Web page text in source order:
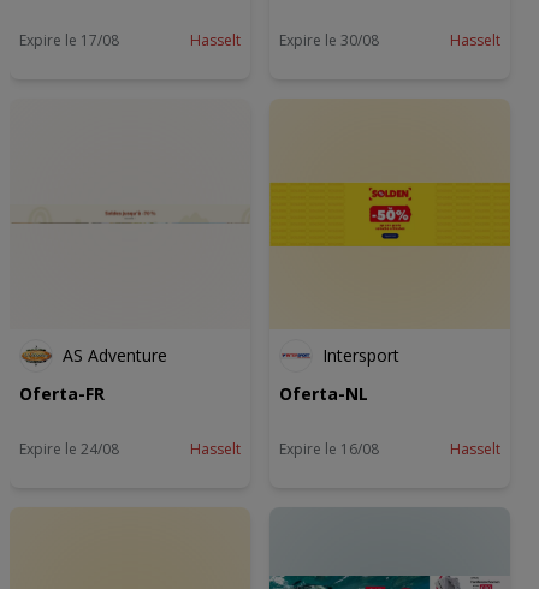
Expire le 17/08 Hasselt Expire le 30/08 Hasselt
AS Adventure
Oferta-FR
Expire le 24/08 Hasselt
Intersport
Oferta-NL
Expire le 16/08 Hasselt